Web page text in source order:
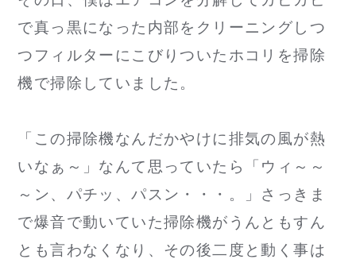
で真っ黒になった内部をクリーニングしつ
つフィルターにこびりついたホコリを掃除
機で掃除していました。
「この掃除機なんだかやけに排気の風が熱
いなぁ～」なんて思っていたら「ウィ～～
～ン、パチッ、パスン・・・。」さっきま
で爆音で動いていた掃除機がうんともすん
とも言わなくなり、その後二度と動く事は